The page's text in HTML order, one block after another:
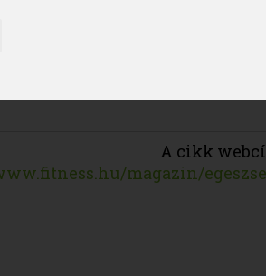
A cikk
magazin/